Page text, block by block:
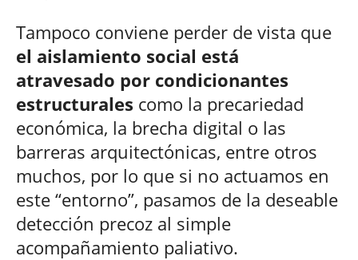
Tampoco conviene perder de vista que
el aislamiento social está
atravesado por condicionantes
estructurales como la precariedad
económica, la brecha digital o las
barreras arquitectónicas, entre otros
muchos, por lo que si no actuamos en
este “entorno”, pasamos de la deseable
detección precoz al simple
acompañamiento paliativo.